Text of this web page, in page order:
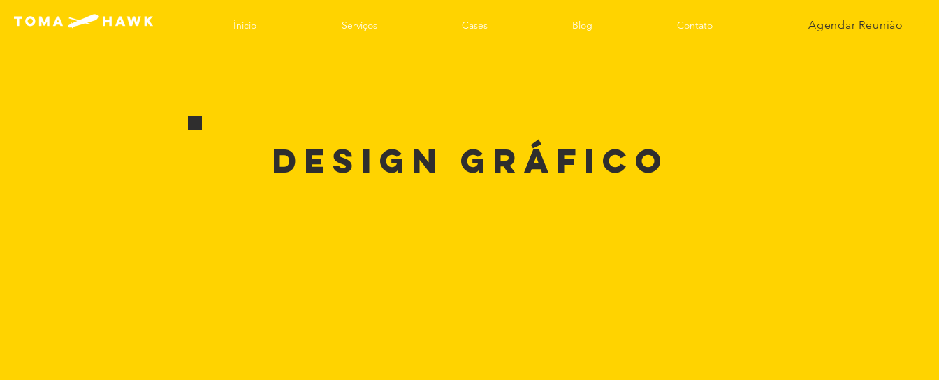
Agendar Reunião
Ínicio Serviços Cases Blog Contato
design gráfico